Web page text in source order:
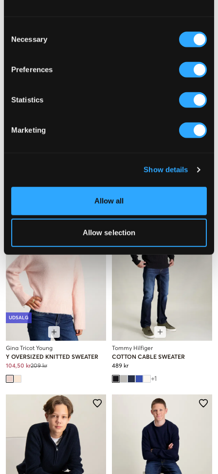
Selection
Necessary
Preferences
Statistics
Marketing
Show details
Allow all
Allow selection
299 kr
UDSALG
Gina Tricot Young
Y OVERSIZED KNITTED SWEATER
104,50 kr209 kr
Tommy Hilfiger
COTTON CABLE SWEATER
489 kr
+1